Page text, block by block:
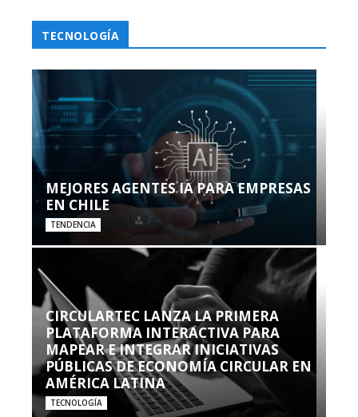
TECNOLOGÍA
MEJORES AGENTES IA PARA EMPRESAS
EN CHILE
TENDENCIA
CIRCULARTEC LANZA LA PRIMERA
PLATAFORMA INTERACTIVA PARA
MAPEAR E INTEGRAR INICIATIVAS
PÚBLICAS DE ECONOMÍA CIRCULAR EN
AMÉRICA LATINA
TECNOLOGÍA